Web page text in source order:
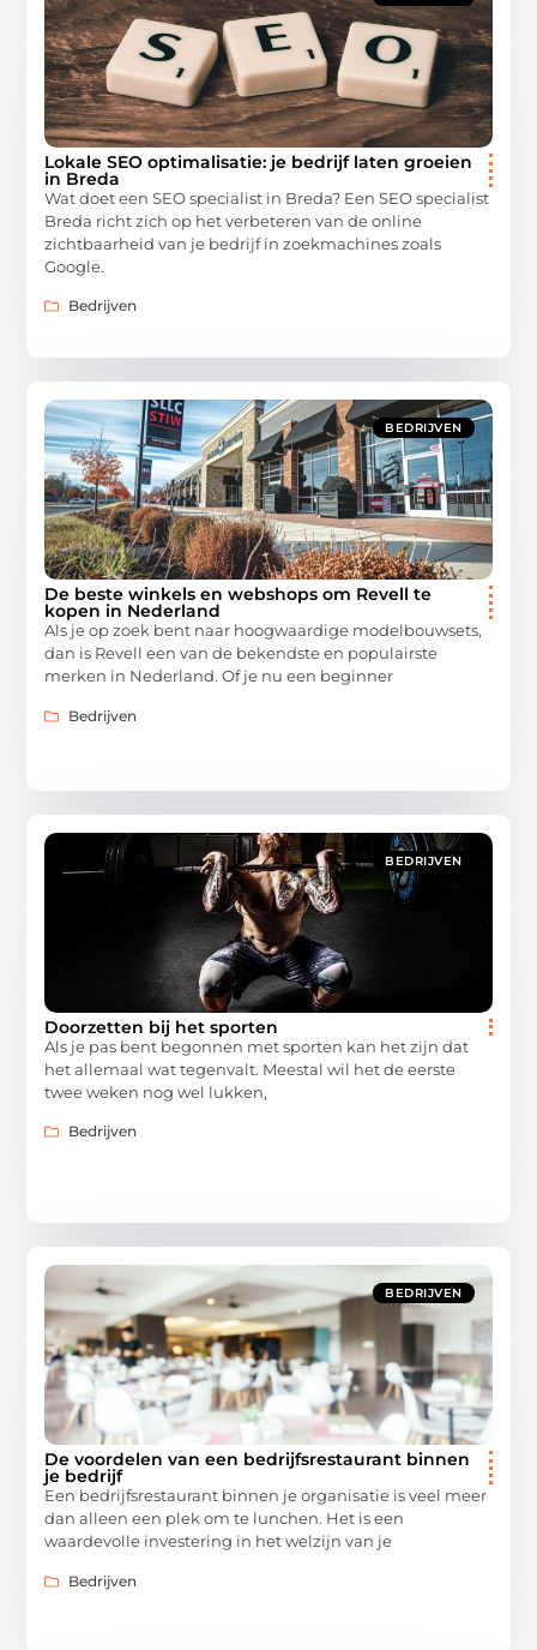
Lokale SEO optimalisatie: je bedrijf laten groeien
in Breda
Wat doet een SEO specialist in Breda? Een SEO specialist
Breda richt zich op het verbeteren van de online
zichtbaarheid van je bedrijf in zoekmachines zoals
Google.
Bedrijven
BEDRIJVEN
De beste winkels en webshops om Revell te
kopen in Nederland
Als je op zoek bent naar hoogwaardige modelbouwsets,
dan is Revell een van de bekendste en populairste
merken in Nederland. Of je nu een beginner
Bedrijven
BEDRIJVEN
Doorzetten bij het sporten
Als je pas bent begonnen met sporten kan het zijn dat
het allemaal wat tegenvalt. Meestal wil het de eerste
twee weken nog wel lukken,
Bedrijven
BEDRIJVEN
De voordelen van een bedrijfsrestaurant binnen
je bedrijf
Een bedrijfsrestaurant binnen je organisatie is veel meer
dan alleen een plek om te lunchen. Het is een
waardevolle investering in het welzijn van je
Bedrijven